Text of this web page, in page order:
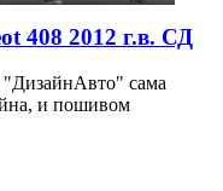
408 2012 г.в. СД
сама
и пошивом